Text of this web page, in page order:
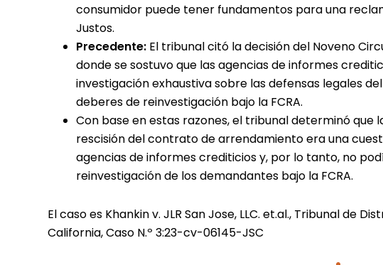
consumidor puede tener fundamentos para una
Justos.
Precedente: El tribunal citó la decisión del Noveno
donde se sostuvo que las agencias de informes
investigación exhaustiva sobre las defensas legales
deberes de reinvestigación bajo la FCRA.
Con base en estas razones, el tribunal determinó
rescisión del contrato de arrendamiento era una
agencias de informes crediticios y, por lo tanto, no
reinvestigación de los demandantes bajo la FCRA.
El caso es Khankin v. JLR San Jose, LLC. et.al., Tribunal de
California, Caso N.º 3:23-cv-06145-JSC